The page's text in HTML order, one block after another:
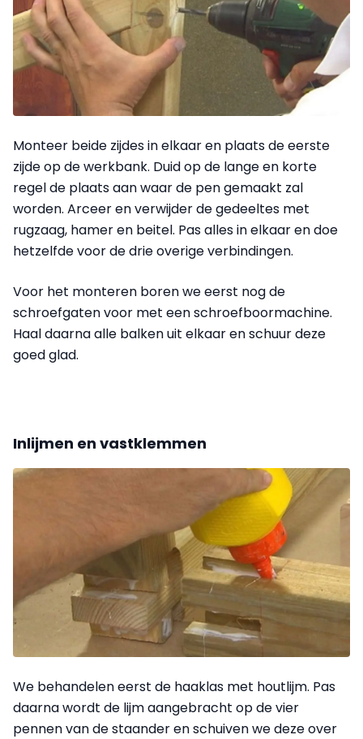
Monteer beide zijdes in elkaar en plaats de eerste
zijde op de werkbank. Duid op de lange en korte
regel de plaats aan waar de pen gemaakt zal
worden. Arceer en verwijder de gedeeltes met
rugzaag, hamer en beitel. Pas alles in elkaar en doe
hetzelfde voor de drie overige verbindingen.
Voor het monteren boren we eerst nog de
schroefgaten voor met een schroefboormachine.
Haal daarna alle balken uit elkaar en schuur deze
goed glad.
Inlijmen en vastklemmen
We behandelen eerst de haaklas met houtlijm. Pas
daarna wordt de lijm aangebracht op de vier
pennen van de staander en schuiven we deze over